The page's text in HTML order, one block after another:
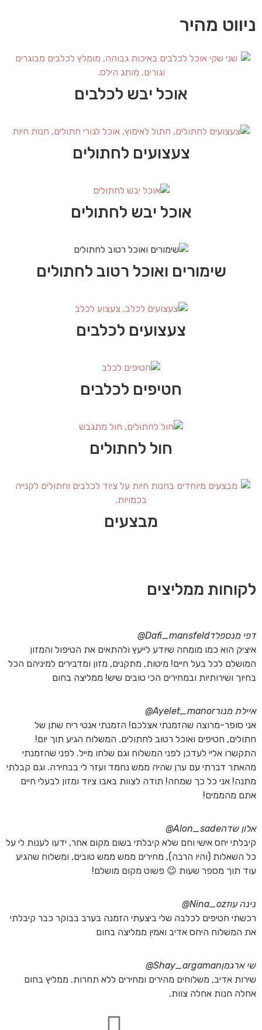
ניווט מהיר
אוכל יבש לכלבים
צעצועים לחתולים
אוכל יבש לחתולים
שימורים ואוכל רטוב לחתולים
צעצועים לכלבים
חטיפים לכלבים
חול לחתולים
מבצעים
לקוחות ממליצים
דפי מנספלדDafi_mansfeld@
איציק הוא כמו מומחה שיודע לייעץ ולהתאים את הטיפול והמזון
המושלם לכל בעל חיים! מיטות, מתקנים, מזון ומדבירים למיניהם הכל
בחיוך ושירותיות ובמחירים הכי טובים שיש! ממליצה בחום
איילת מנורAyelet_manor@
אני סופר-מרוצה שהזמנתי אצלכם! הזמנתי אנטי ריח שתן של
חתולים, חטיפים ואוכל רטוב לחתולים. המשלוח הגיע תוך יום!
התקשרו אליי לעדכן לפני המשלוח וגם שלחו מייל. לפני שהזמנתי
מהאתר דברתי עם ערן שהיה ממש נחמד ועזר לי בבחירה. וגם קבלתי
מתנה! אני כל כך שמחה! תודה לצוות באבו ציוד ומזון לבעלי חיים
אתם מהממים!
אלון שדהAlon_sade@
קיבלתי יחס אישי וחם שלא קיבלתי בשום מקום אחר, ידעו לענות לי על
כל השאלות (והיו הרבה), מחירים ממש ממש טובים, ומשלוח שהגיע
עוד תוך מספר שעות 😉 פשוט מקום מושלם!
נינה עוזNina_oz@
רכשתי חטיפים לכלבה שלי ביצעתי הזמנה בערב בבוקר כבר קיבלתי
את המשלוח היחס אדיב ואמין ממליצה בחום
שי ארגמןShay_argaman@
שירות אדיב, משלוחים מהירים ומחירים ללא תחרות. ממליץ בחום
אחלה חנות אחלה צוות.